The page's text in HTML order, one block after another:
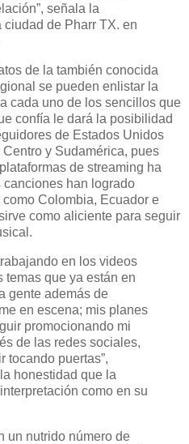
señala la
de Pharr TX. en
de la también conocida
se pueden enlistar la
cada uno de los sencillos que
confía le dará la posibilidad
de Estados Unidos
y Sudamérica, pues
de streaming ha
han logrado
Colombia, Ecuador e
como aliciente para seguir
en los videos
temas que ya están en
gente además de
en escena; mis planes
promocionando mi
de las redes sociales,
tocando puertas”,
honestidad que la
como en su
un nutrido número de